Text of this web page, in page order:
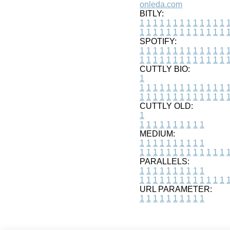
onleda.com
BITLY:
1 1 1 1 1 1 1 1 1 1 1 1 1 1
1 1 1 1 1 1 1 1 1 1 1 1 1 1
SPOTIFY:
1 1 1 1 1 1 1 1 1 1 1 1 1 1
1 1 1 1 1 1 1 1 1 1 1 1 1 1
CUTTLY BIO:
1
1 1 1 1 1 1 1 1 1 1 1 1 1 1
1 1 1 1 1 1 1 1 1 1 1 1 1 1
CUTTLY OLD:
1
1 1 1 1 1 1 1 1 1 1
MEDIUM:
1 1 1 1 1 1 1 1 1 1
1 1 1 1 1 1 1 1 1 1 1 1 1 1
PARALLELS:
1 1 1 1 1 1 1 1 1 1
1 1 1 1 1 1 1 1 1 1 1 1 1 1
URL PARAMETER:
1 1 1 1 1 1 1 1 1 1